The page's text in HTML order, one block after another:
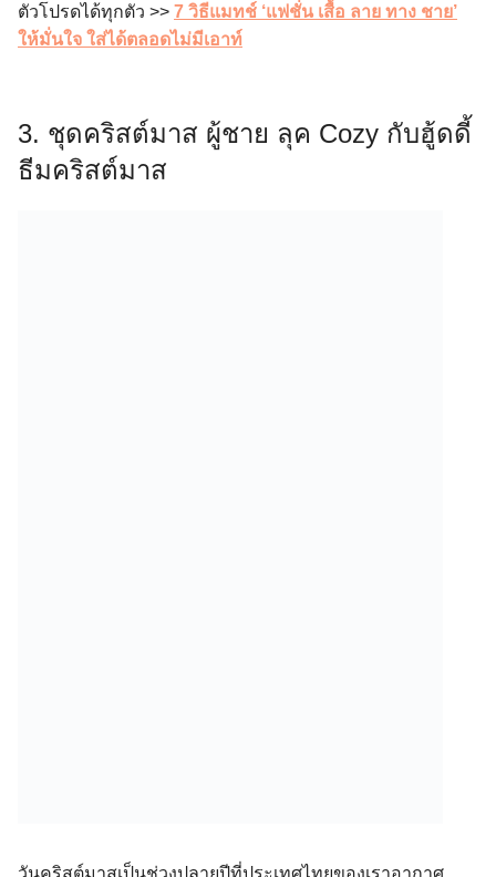
ตัวโปรดได้ทุกตัว >> 7 วิธีแมทช์ ‘แฟชั่น เสื้อ ลาย ทาง ชาย’
ให้มั่นใจ ใส่ได้ตลอดไม่มีเอาท์
3. ชุดคริสต์มาส ผู้ชาย ลุค Cozy กับฮู้ดดี้
ธีมคริสต์มาส
วันคริสต์มาสเป็นช่วงปลายปีที่ประเทศไทยของเราอากาศ